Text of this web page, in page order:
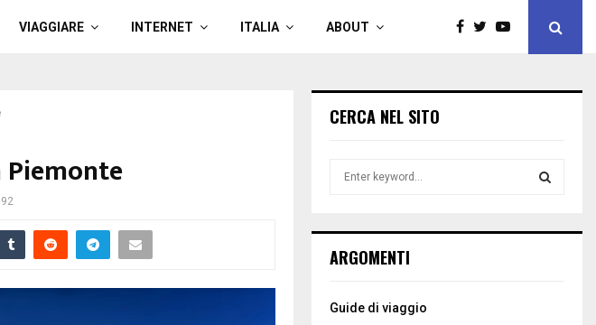
VIAGGIARE INTERNET ITALIA ABOUT
Piemonte
CERCA NEL SITO
h
o
ARGOMENTI
Guide di viaggio